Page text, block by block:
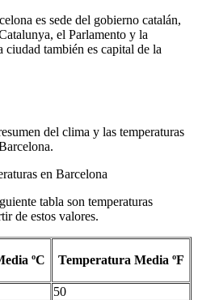
es sede del gobierno catalán,
el Parlamento y la
también es capital de la
del clima y las temperaturas
en Barcelona
tabla son temperaturas
de estos valores.
ºC Temperatura Media ºF
50